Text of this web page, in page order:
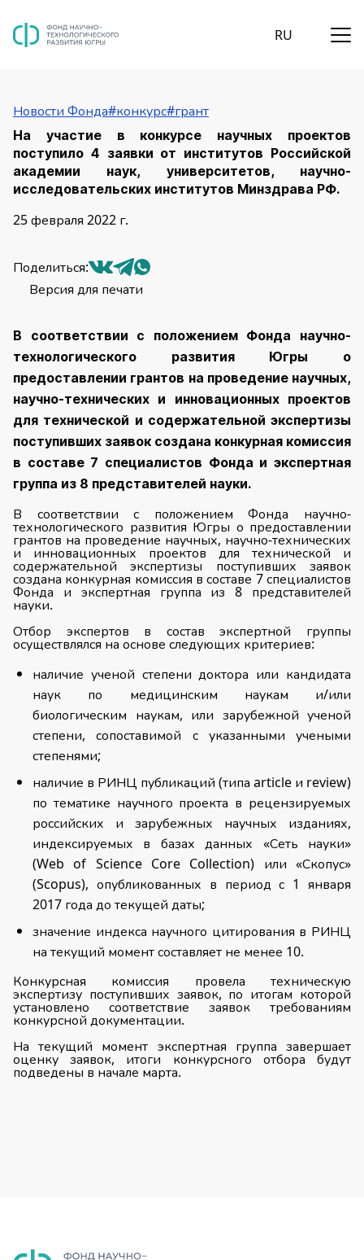
RU
Новости Фонда#конкурс#грант
На участие в конкурсе научных проектов
поступило 4 заявки от институтов Российской
академии наук, университетов, научно-
исследовательских институтов Минздрава РФ.
25 февраля 2022 г.
Поделиться:
Версия для печати
В соответствии с положением Фонда научно-
технологического развития Югры о
предоставлении грантов на проведение научных,
научно-технических и инновационных проектов
для технической и содержательной экспертизы
поступивших заявок создана конкурная комиссия
в составе 7 специалистов Фонда и экспертная
группа из 8 представителей науки.
В соответствии с положением Фонда научно-
технологического развития Югры о предоставлении
грантов на проведение научных, научно-технических
и инновационных проектов для технической и
содержательной экспертизы поступивших заявок
создана конкурная комиссия в составе 7 специалистов
Фонда и экспертная группа из 8 представителей
науки.
Отбор экспертов в состав экспертной группы
осуществлялся на основе следующих критериев:
наличие ученой степени доктора или кандидата
наук по медицинским наукам и/или
биологическим наукам, или зарубежной ученой
степени, сопоставимой с указанными учеными
степенями;
наличие в РИНЦ публикаций (типа article и review)
по тематике научного проекта в рецензируемых
российских и зарубежных научных изданиях,
индексируемых в базах данных «Сеть науки»
(Web of Science Core Collection) или «Скопус»
(Scopus), опубликованных в период с 1 января
2017 года до текущей даты;
значение индекса научного цитирования в РИНЦ
на текущий момент составляет не менее 10.
Конкурсная комиссия провела техническую
экспертизу поступивших заявок, по итогам которой
установлено соответствие заявок требованиям
конкурсной документации.
На текущий момент экспертная группа завершает
оценку заявок, итоги конкурсного отбора будут
подведены в начале марта.